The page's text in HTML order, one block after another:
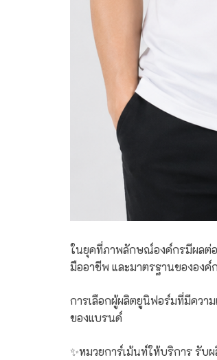
ในยุคที่ภาพลักษณ์องค์กรมีผลต่อ
มืออาชีพ และมาตรฐานขององค์
การเลือกผู้ผลิตยูนิฟอร์มที่มีควา
ของแบรนด์
✨หมวยการ์เม้นท์ให้บริการ รับ